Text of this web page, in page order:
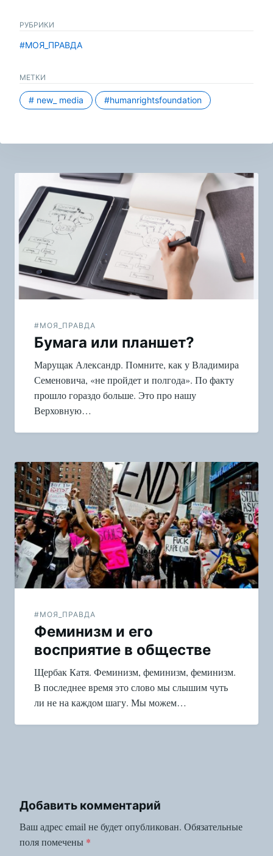
РУБРИКИ
#МОЯ_ПРАВДА
МЕТКИ
# new_ media #humanrightsfoundation
Навигация
по
записям
#МОЯ_ПРАВДА
Бумага или планшет?
Марущак Александр. Помните, как у Владимира
Семеновича, «не пройдет и полгода». По факту
прошло гораздо больше. Это про нашу
Верховную…
#МОЯ_ПРАВДА
Феминизм и его
восприятие в обществе
Щербак Катя. Феминизм, феминизм, феминизм.
В последнее время это слово мы слышим чуть
ли не на каждом шагу. Мы можем…
Добавить комментарий
Ваш адрес email не будет опубликован. Обязательные
поля помечены *